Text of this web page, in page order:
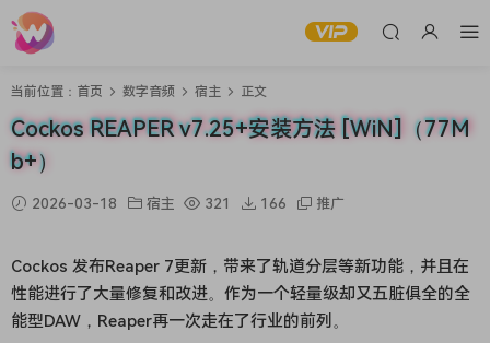
当前位置： 首页 数字音频 宿主 正文
Cockos REAPER v7.25+安装方法 [WiN]（77M
b+）
2026-03-18 宿主 321 166 推广
Cockos 发布Reaper 7更新，带来了轨道分层等新功能，并且在
性能进行了大量修复和改进。作为一个轻量级却又五脏俱全的全
能型DAW，Reaper再一次走在了行业的前列。